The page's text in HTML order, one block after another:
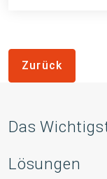
Zurück
Das
Lösungen